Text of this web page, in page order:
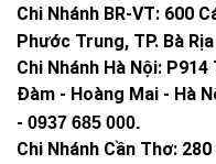
Chi Nhánh BR-VT: 600
Phước Trung, TP. Bà Rịa
Chi Nhánh Hà Nội:
Đàm - Hoàng Mai - Hà
- 0937 685 000.
Chi Nhánh Cần Thơ: